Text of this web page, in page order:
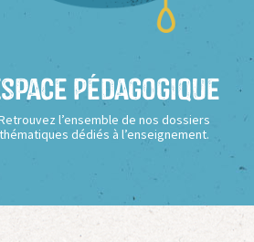
Pédagogique
l’ensemble de nos dossiers
thématiques dédiés à l’enseignement.